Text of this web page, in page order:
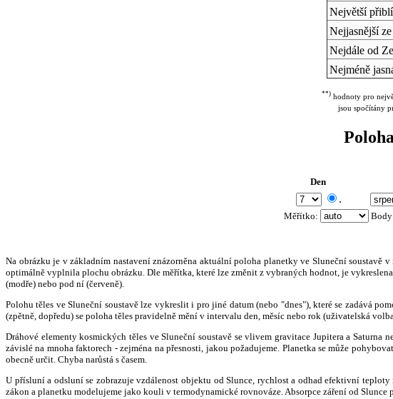
Největší
Nejjasnější
Nejdále od
Nejméně
**) hodnoty pro
jsou spočítány
Den
.
Měřítko: Body
Na obrázku je v základním nastavení znázorněna aktuální poloha planetky ve Sluneční
optimálně vyplnila plochu obrázku. Dle měřítka, které lze změnit z vybraných hodnot, je
(modře) nebo pod ní (červeně).
Polohu těles ve Sluneční soustavě lze vykreslit i pro jiné datum (nebo "dnes"), které se zadává
(zpětně, dopředu) se poloha těles pravidelně mění v intervalu den, měsíc nebo rok (uživatelská
Dráhové elementy kosmických těles ve Sluneční soustavě se vlivem gravitace Jupitera a
závislé na mnoha faktorech - zejména na přesnosti, jakou požadujeme. Planetka se může
obecně určit. Chyba narůstá s časem.
U přísluní a odsluní se zobrazuje vzdálenost objektu od Slunce, rychlost a odhad efektivní
zákon a planetku modelujeme jako kouli v termodynamické rovnováze. Absorpce záření od